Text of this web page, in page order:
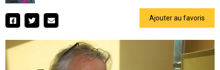
Ajouter au favoris